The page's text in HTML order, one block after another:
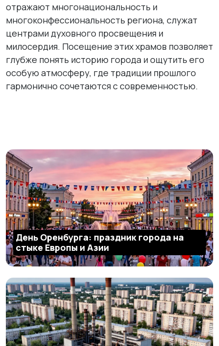
отражают многонациональность и
многоконфессиональность региона, служат
центрами духовного просвещения и
милосердия. Посещение этих храмов позволяет
глубже понять историю города и ощутить его
особую атмосферу, где традиции прошлого
гармонично сочетаются с современностью.
День Оренбурга: праздник города на
стыке Европы и Азии